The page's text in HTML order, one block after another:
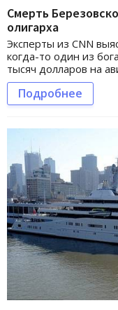
Смерть
олигарха
Эксперты из CNN
когда-то один из
тысяч долларов на
Подробнее